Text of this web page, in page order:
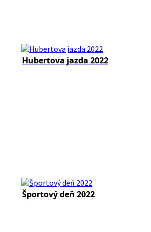
Hubertova jazda 2022
Športový deň 2022